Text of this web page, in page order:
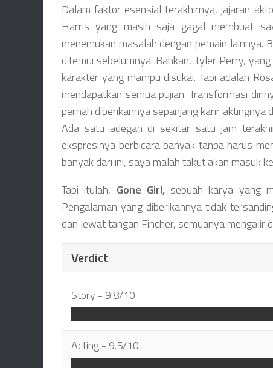
Dalam faktor esensial terakhirnya, jajaran
Harris yang masih saja gagal membuat
menemukan masalah dengan pemain lainnya.
ditemui sebelumnya. Bahkan, Tyler Perry,
karakter yang mampu disukai. Tapi adalah
mendapatkan semua pujian. Transformasi
pernah diberikannya sepanjang karir
Ada satu adegan di sekitar satu jam
ekspresinya berbicara banyak tanpa harus
banyak dari ini, saya malah takut akan masuk
Tapi itulah, Gone Girl,sebuah karya yang
Pengalaman yang diberikannya tidak
dan lewat tangan Fincher, semuanya mengalir
Verdict
Story - 9.8/10
Acting - 9.5/10